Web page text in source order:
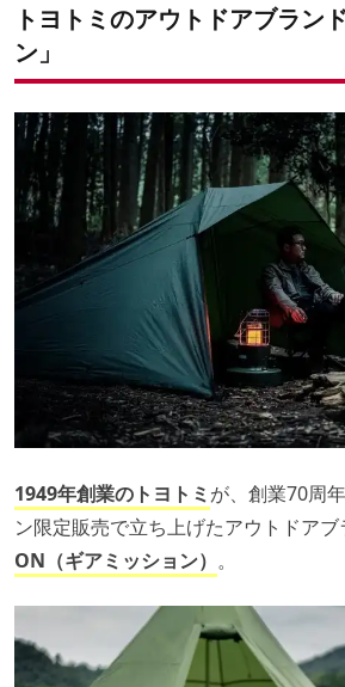
トヨトミのアウトドアブラン
ン」
1949年創業のトヨトミ が、創業70周
ン限定販売で立ち上げたアウトドアブ
ON（ギアミッション） 。